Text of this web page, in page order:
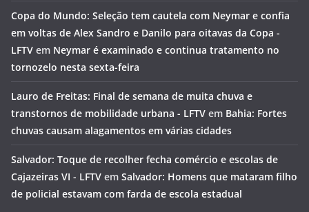
Copa do Mundo: Seleção tem cautela com Neymar e confia
em voltas de Alex Sandro e Danilo para oitavas da Copa -
LFTV em Neymar é examinado e continua tratamento no
tornozelo nesta sexta-feira
Lauro de Freitas: Final de semana de muita chuva e
transtornos de mobilidade urbana - LFTV em Bahia: Fortes
chuvas causam alagamentos em várias cidades
Salvador: Toque de recolher fecha comércio e escolas de
Cajazeiras VI - LFTV em Salvador: Homens que mataram filho
de policial estavam com farda de escola estadual